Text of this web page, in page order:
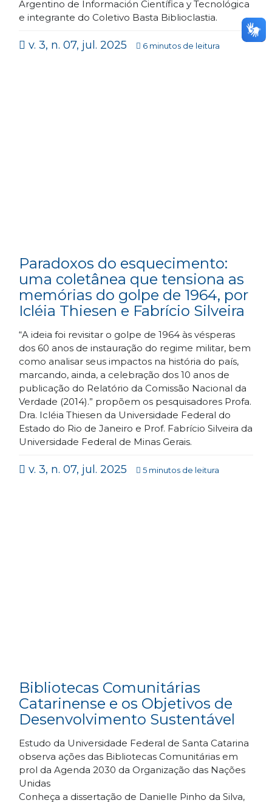
Argentino de Información Científica y Tecnológica
e integrante do Coletivo Basta Biblioclastia.
v. 3, n. 07, jul. 2025 6 minutos de leitura
Paradoxos do esquecimento:
uma coletânea que tensiona as
memórias do golpe de 1964, por
Icléia Thiesen e Fabrício Silveira
“A ideia foi revisitar o golpe de 1964 às vésperas
dos 60 anos de instauração do regime militar, bem
como analisar seus impactos na história do país,
marcando, ainda, a celebração dos 10 anos de
publicação do Relatório da Comissão Nacional da
Verdade (2014).” propõem os pesquisadores Profa.
Dra. Icléia Thiesen da Universidade Federal do
Estado do Rio de Janeiro e Prof. Fabrício Silveira da
Universidade Federal de Minas Gerais.
v. 3, n. 07, jul. 2025 5 minutos de leitura
Bibliotecas Comunitárias
Catarinense e os Objetivos de
Desenvolvimento Sustentável
Estudo da Universidade Federal de Santa Catarina
observa ações das Bibliotecas Comunitárias em
prol da Agenda 2030 da Organização das Nações
Unidas
Conheça a dissertação de Danielle Pinho da Silva,